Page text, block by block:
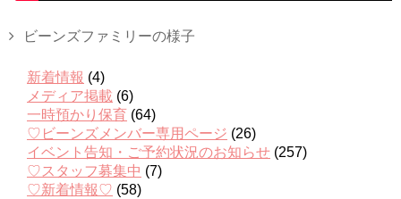
ビーンズファミリーの様子
新着情報 (4)
メディア掲載 (6)
一時預かり保育 (64)
♡ビーンズメンバー専用ページ (26)
イベント告知・ご予約状況のお知らせ (257)
♡スタッフ募集中 (7)
♡新着情報♡ (58)